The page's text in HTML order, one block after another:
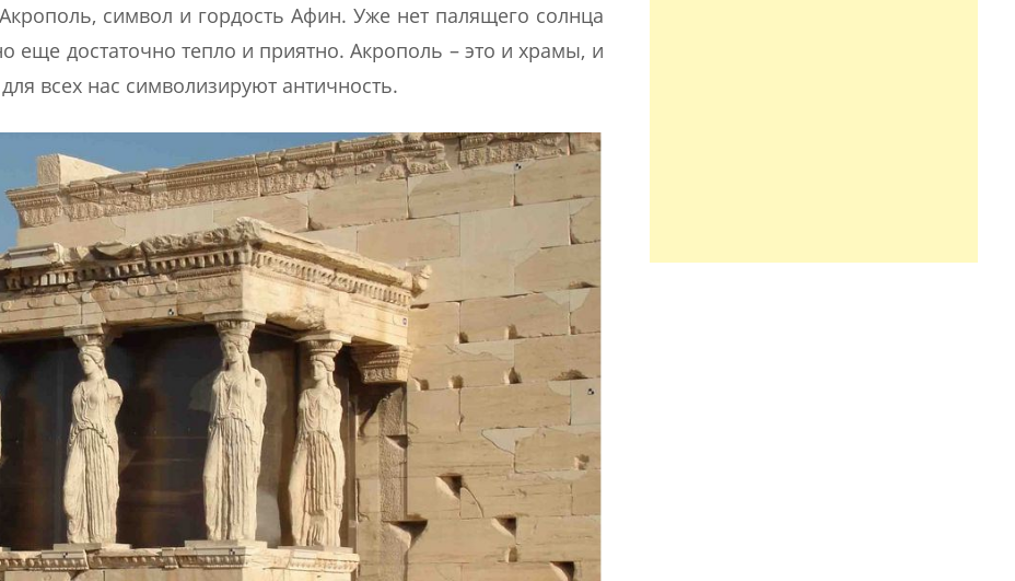
символ и гордость Афин. Уже нет палящего солнца
достаточно тепло и приятно. Акрополь – это и храмы, и
всех нас символизируют античность.